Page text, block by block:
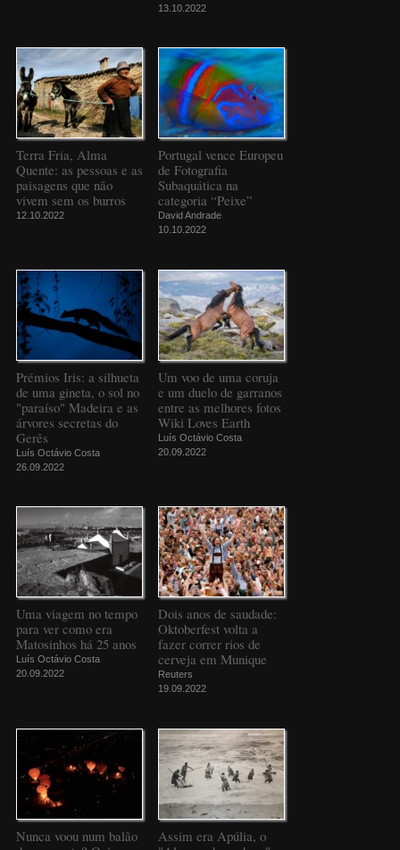
13.10.2022
Terra Fria, Alma
Quente: as pessoas e as
paisagens que não
vivem sem os burros
12.10.2022
Portugal vence Europeu
de Fotografia
Subaquática na
categoria “Peixe”
David Andrade
10.10.2022
Prémios Iris: a silhueta
de uma gineta, o sol no
"paraíso" Madeira e as
árvores secretas do
Gerês
Luís Octávio Costa
26.09.2022
Um voo de uma coruja
e um duelo de garranos
entre as melhores fotos
Wiki Loves Earth
Luís Octávio Costa
20.09.2022
Uma viagem no tempo
para ver como era
Matosinhos há 25 anos
Luís Octávio Costa
20.09.2022
Dois anos de saudade:
Oktoberfest volta a
fazer correr rios de
cerveja em Munique
Reuters
19.09.2022
Nunca voou num balão
Assim era Apúlia, o